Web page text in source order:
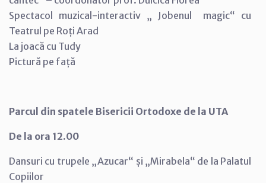
Spectacol muzical-interactiv „ Jobenul magic“ cu
Teatrul pe Roți Arad
La joacă cu Tudy
Pictură pe față
Parcul din spatele Bisericii Ortodoxe de la UTA
De la ora 12.00
Dansuri cu trupele „Azucar“ și „Mirabela“ de la Palatul
Copiilor